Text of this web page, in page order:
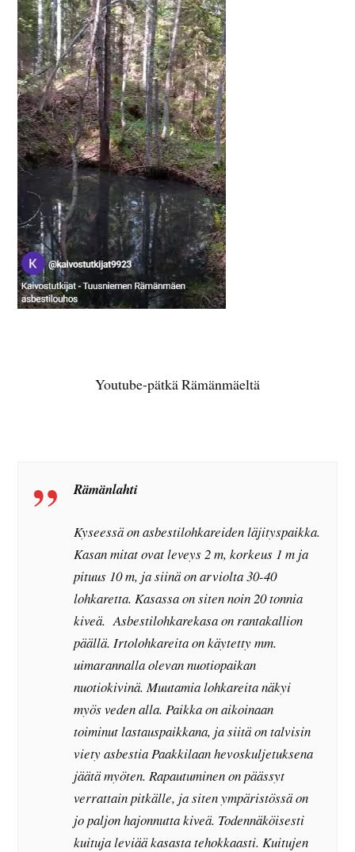
Youtube-pätkä Rämänmäeltä
Rämänlahti
Kyseessä on asbestilohkareiden läjityspaikka.
Kasan mitat ovat leveys 2 m, korkeus 1 m ja
pituus 10 m, ja siinä on arviolta 30-40
lohkaretta. Kasassa on siten noin 20 tonnia
kiveä. Asbestilohkarekasa on rantakallion
päällä. Irtolohkareita on käytetty mm.
uimarannalla olevan nuotiopaikan
nuotiokivinä. Muutamia lohkareita näkyi
myös veden alla. Paikka on aikoinaan
toiminut lastauspaikkana, ja siitä on talvisin
viety asbestia Paakkilaan hevoskuljetuksena
jäätä myöten. Rapautuminen on päässyt
verrattain pitkälle, ja siten ympäristössä on
jo paljon hajonnutta kiveä. Todennäköisesti
kuituja leviää kasasta tehokkaasti. Kuitujen